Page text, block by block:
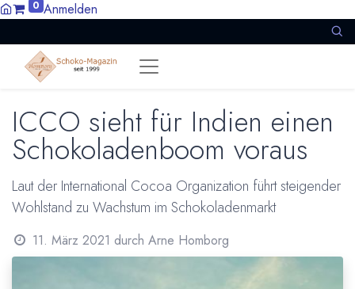
0 Anmelden
ICCO sieht für Indien einen
Schokoladenboom voraus
Laut der International Cocoa Organization führt steigender
Wohlstand zu Wachstum im Schokoladenmarkt
11. März 2021 durch Arne Homborg